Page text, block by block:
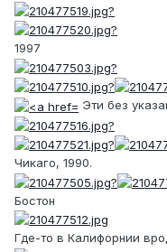
1997
Эти без
Чикаго, 1990.
Бостон
Где-то в Калифорнии